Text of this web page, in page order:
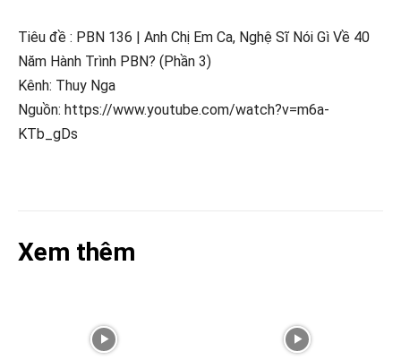
Tiêu đề : PBN 136 | Anh Chị Em Ca, Nghệ Sĩ Nói Gì Về 40
Năm Hành Trình PBN? (Phần 3)
Kênh: Thuy Nga
Nguồn: https://www.youtube.com/watch?v=m6a-
KTb_gDs
Xem thêm